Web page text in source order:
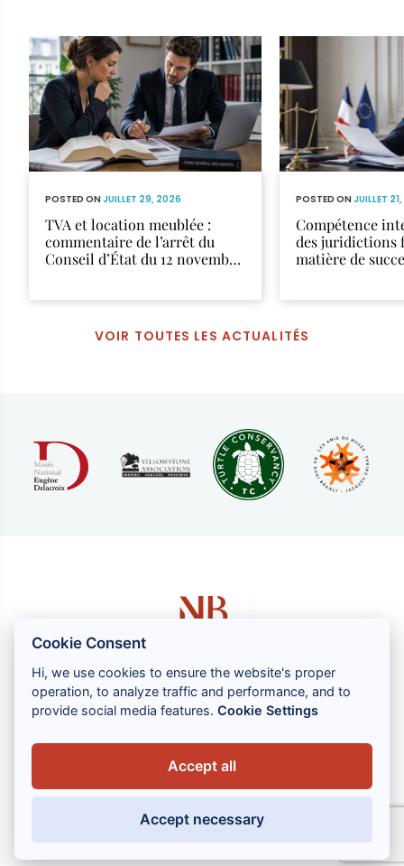
POSTED ONJUILLET 29, 2026
TVA et location meublée :
commentaire de l’arrêt du
Conseil d’État du 12 novembre
POSTED ONJUILLET
Compétence
des juridictions
matière de
VOIR TOUTES LES ACTUALITÉS
1 rue Louis GASSIN - 06300 NICE
Nos services
Liens utiles
Cookie Consent
Hi, we use cookies to ensure the website's proper
operation, to analyze traffic and performance, and to
provide social media features.Cookie Settings
Accept all
Accept necessary